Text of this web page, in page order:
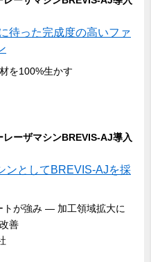
待った完成度の高いファ
を100%生かす
レーザマシンBREVIS-AJ導入
ンとしてBREVIS-AJを採
トが強み ― 加工領域拡大に
善